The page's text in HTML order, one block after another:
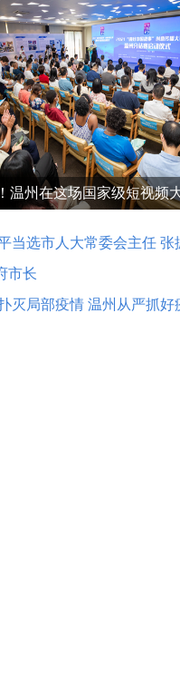
温州在这场国家级短视频
当选市人大常委会主任 张
市长
灭局部疫情 温州从严抓好